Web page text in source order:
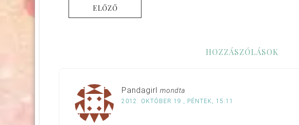
ELŐZŐ
HOZZÁSZÓLÁSOK
Pandagirl mondta
2012. OKTÓBER 19., PÉNTEK, 15:11